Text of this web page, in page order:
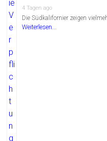
4 Tagen ago
Die Südkalifornier zeigen
Weiterlesen...